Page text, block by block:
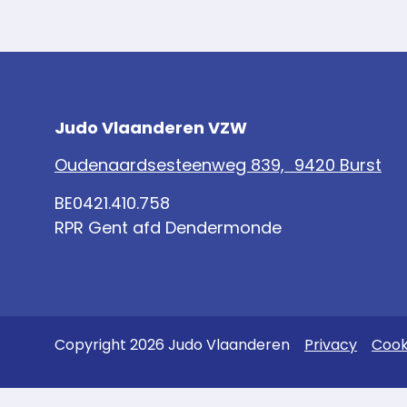
Judo Vlaanderen VZW
Oudenaardsesteenweg 839, 9420 Burst
BE0421.410.758
RPR Gent afd Dendermonde
Copyright 2026 Judo Vlaanderen Privacy